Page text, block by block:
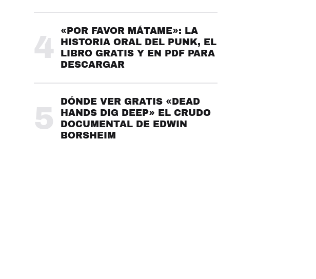
4
«POR FAVOR MÁTAME»: LA
HISTORIA ORAL DEL PUNK, EL
LIBRO GRATIS Y EN PDF PARA
DESCARGAR
5
DÓNDE VER GRATIS «DEAD
HANDS DIG DEEP» EL CRUDO
DOCUMENTAL DE EDWIN
BORSHEIM